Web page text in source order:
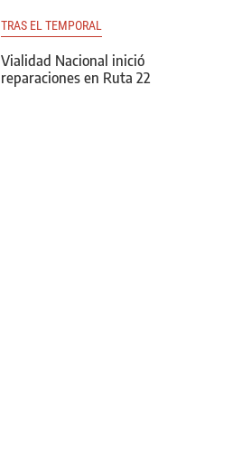
TRAS EL TEMPORAL
Vialidad Nacional inició
reparaciones en Ruta 22